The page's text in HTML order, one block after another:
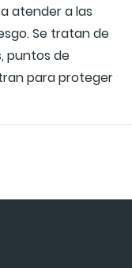
atender a las
Se tratan de
puntos de
para proteger